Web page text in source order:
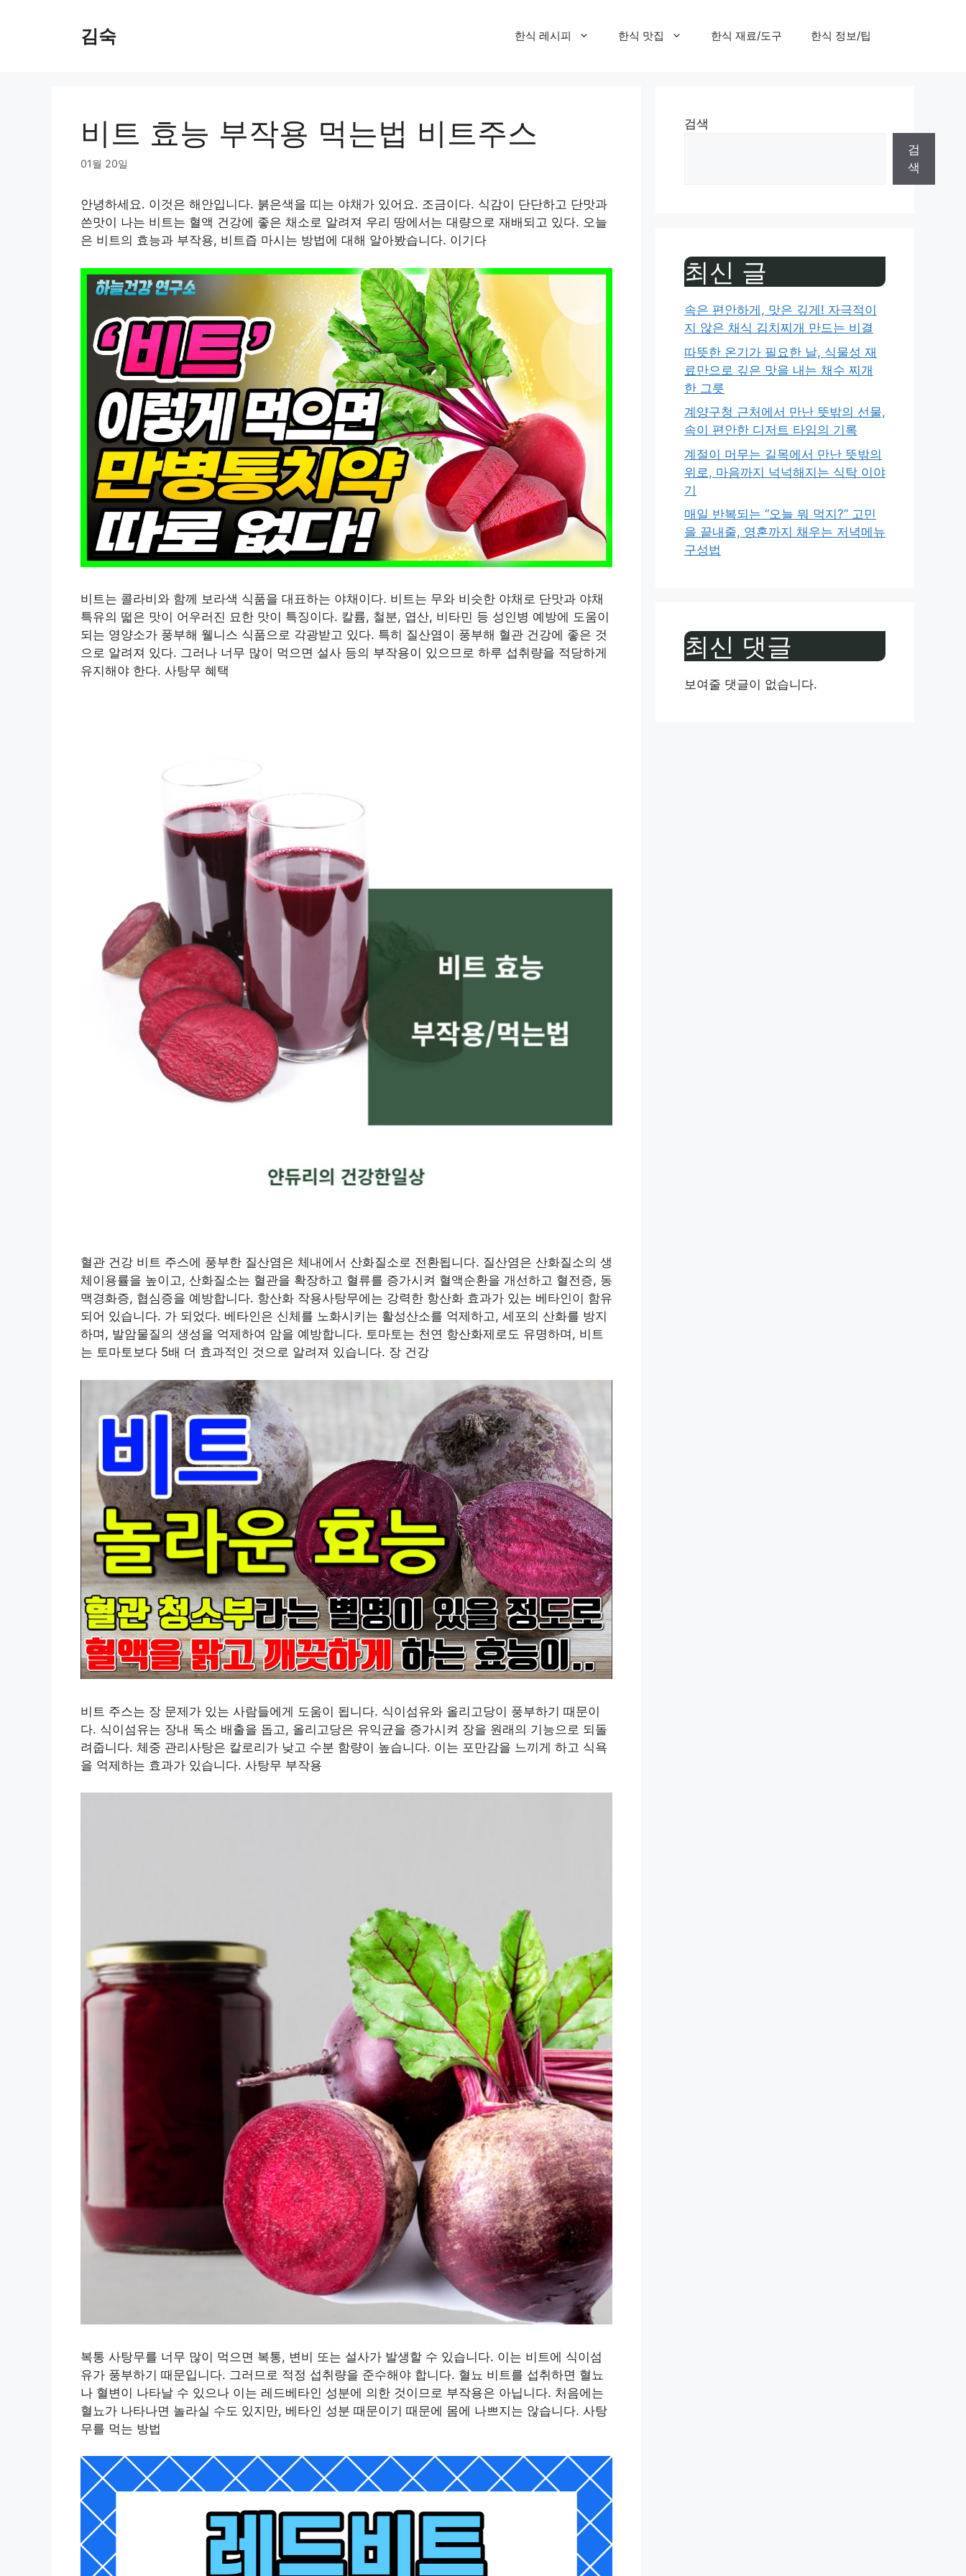
김숙 한식 레시피 한식 맛집 한식 재료/도구 한식 정보/팁
비트 효능 부작용 먹는법 비트주스
01월 20일
안녕하세요. 이것은 해안입니다. 붉은색을 띠는 야채가 있어요. 조금이다. 식감이 단단하고 단맛과
쓴맛이 나는 비트는 혈액 건강에 좋은 채소로 알려져 우리 땅에서는 대량으로 재배되고 있다. 오늘
은 비트의 효능과 부작용, 비트즙 마시는 방법에 대해 알아봤습니다. 이기다
비트는 콜라비와 함께 보라색 식품을 대표하는 야채이다. 비트는 무와 비슷한 야채로 단맛과 야채
특유의 떫은 맛이 어우러진 묘한 맛이 특징이다. 칼륨, 철분, 엽산, 비타민 등 성인병 예방에 도움이
되는 영양소가 풍부해 웰니스 식품으로 각광받고 있다. 특히 질산염이 풍부해 혈관 건강에 좋은 것
으로 알려져 있다. 그러나 너무 많이 먹으면 설사 등의 부작용이 있으므로 하루 섭취량을 적당하게
유지해야 한다. 사탕무 혜택
혈관 건강 비트 주스에 풍부한 질산염은 체내에서 산화질소로 전환됩니다. 질산염은 산화질소의 생
체이용률을 높이고, 산화질소는 혈관을 확장하고 혈류를 증가시켜 혈액순환을 개선하고 혈전증, 동
맥경화증, 협심증을 예방합니다. 항산화 작용사탕무에는 강력한 항산화 효과가 있는 베타인이 함유
되어 있습니다. 가 되었다. 베타인은 신체를 노화시키는 활성산소를 억제하고, 세포의 산화를 방지
하며, 발암물질의 생성을 억제하여 암을 예방합니다. 토마토는 천연 항산화제로도 유명하며, 비트
는 토마토보다 5배 더 효과적인 것으로 알려져 있습니다. 장 건강
비트 주스는 장 문제가 있는 사람들에게 도움이 됩니다. 식이섬유와 올리고당이 풍부하기 때문이
다. 식이섬유는 장내 독소 배출을 돕고, 올리고당은 유익균을 증가시켜 장을 원래의 기능으로 되돌
려줍니다. 체중 관리사탕은 칼로리가 낮고 수분 함량이 높습니다. 이는 포만감을 느끼게 하고 식욕
을 억제하는 효과가 있습니다. 사탕무 부작용
복통 사탕무를 너무 많이 먹으면 복통, 변비 또는 설사가 발생할 수 있습니다. 이는 비트에 식이섬
유가 풍부하기 때문입니다. 그러므로 적정 섭취량을 준수해야 합니다. 혈뇨 비트를 섭취하면 혈뇨
나 혈변이 나타날 수 있으나 이는 레드베타인 성분에 의한 것이므로 부작용은 아닙니다. 처음에는
혈뇨가 나타나면 놀라실 수도 있지만, 베타인 성분 때문이기 때문에 몸에 나쁘지는 않습니다. 사탕
무를 먹는 방법
검색
검
색
최신 글
속은 편안하게, 맛은 깊게! 자극적이
지 않은 채식 김치찌개 만드는 비결
따뜻한 온기가 필요한 날, 식물성 재
료만으로 깊은 맛을 내는 채수 찌개
한 그릇
계양구청 근처에서 만난 뜻밖의 선물,
속이 편안한 디저트 타임의 기록
계절이 머무는 길목에서 만난 뜻밖의
위로, 마음까지 넉넉해지는 식탁 이야
기
매일 반복되는 “오늘 뭐 먹지?” 고민
을 끝내줄, 영혼까지 채우는 저녁메뉴
구성법
최신 댓글
보여줄 댓글이 없습니다.